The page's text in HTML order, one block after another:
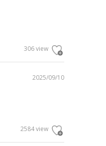
306 view
2025/09/10
2584 view